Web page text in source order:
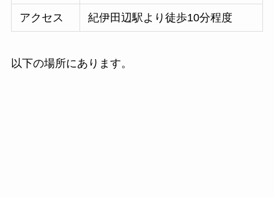
アクセス 紀伊田辺駅より徒歩10分程度
以下の場所にあります。